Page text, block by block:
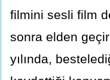
filmini sesli film
sonra elden
yılında,